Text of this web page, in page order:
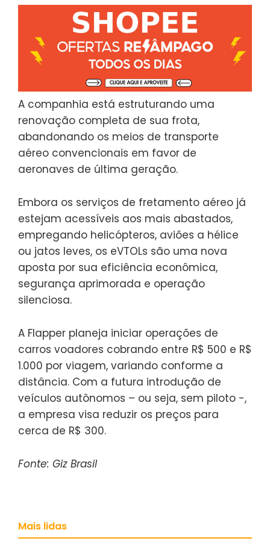
A companhia está estruturando uma
renovação completa de sua frota,
abandonando os meios de transporte
aéreo convencionais em favor de
aeronaves de última geração.
Embora os serviços de fretamento aéreo já
estejam acessíveis aos mais abastados,
empregando helicópteros, aviões a hélice
ou jatos leves, os eVTOLs são uma nova
aposta por sua eficiência econômica,
segurança aprimorada e operação
silenciosa.
A Flapper planeja iniciar operações de
carros voadores cobrando entre R$ 500 e R$
1.000 por viagem, variando conforme a
distância. Com a futura introdução de
veículos autônomos – ou seja, sem piloto -,
a empresa visa reduzir os preços para
cerca de R$ 300.
Fonte: Giz Brasil
Mais lidas